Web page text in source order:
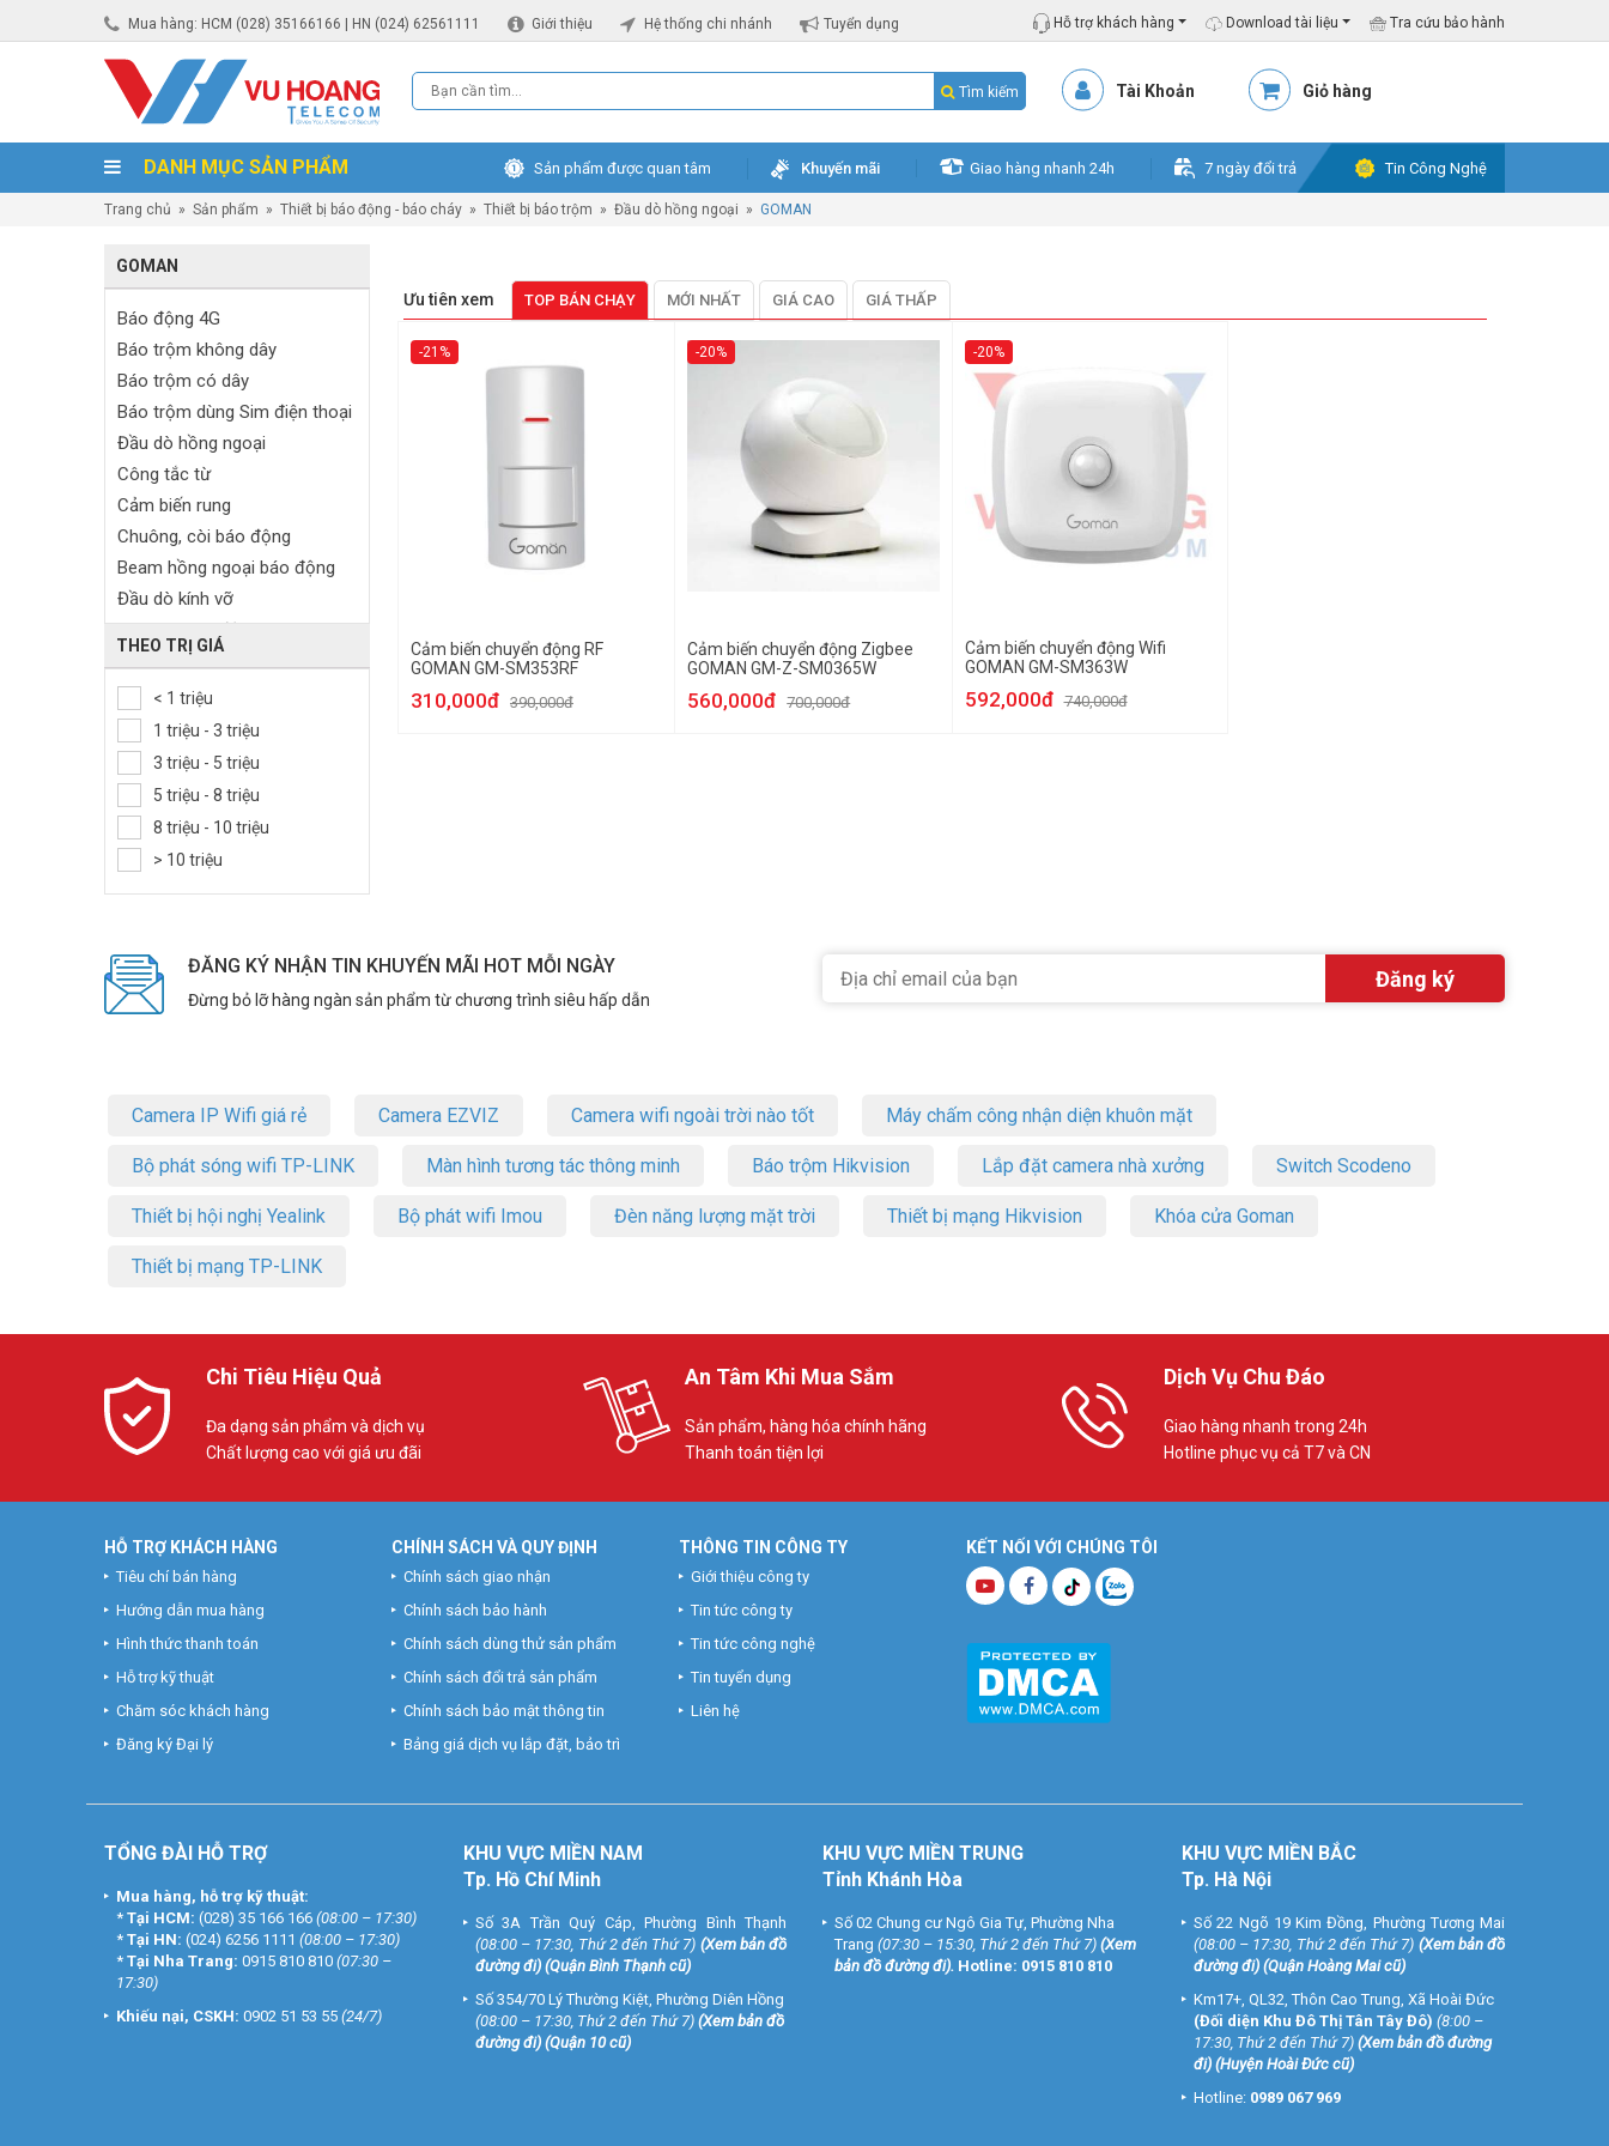
Mua hàng: HCM (028) 35166166 | HN (024) 62561111 Giới thiệu Hệ thống chi nhánh Tuyển dụng Hỗ trợ khách hàng Download tài liệu Tra cứu bảo hành
Tìm kiếm Tài Khoản Giỏ hàng
DANH MỤC SẢN PHẨM Sản phẩm được quan tâm Khuyến mãi Giao hàng nhanh 24h 7 ngày đổi trả Tin Công Nghệ
Trang chủ » Sản phẩm » Thiết bị báo động - báo cháy » Thiết bị báo trộm » Đầu dò hồng ngoại » GOMAN
GOMAN
Báo động 4G
Báo trộm không dây
Báo trộm có dây
Báo trộm dùng Sim điện thoại
Đầu dò hồng ngoại
Công tắc từ
Cảm biến rung
Chuông, còi báo động
Beam hồng ngoại báo động
Đầu dò kính vỡ
Remote báo động
Module GSM
Trung tâm báo động
Bảng điều khiển
Card mở rộng trung tâm báo
động
Phụ kiện báo trộm
Nút ấn báo động khẩn cấp
THEO TRỊ GIÁ
< 1 triệu
1 triệu - 3 triệu
3 triệu - 5 triệu
5 triệu - 8 triệu
8 triệu - 10 triệu
> 10 triệu
Ưu tiên xem TOP BÁN CHẠY MỚI NHẤT GIÁ CAO GIÁ THẤP
-21%
Cảm biến chuyển động RF
GOMAN GM-SM353RF
310,000đ 390,000đ
-20%
Cảm biến chuyển động Zigbee
GOMAN GM-Z-SM0365W
560,000đ 700,000đ
-20%
Cảm biến chuyển động Wifi
GOMAN GM-SM363W
592,000đ 740,000đ
ĐĂNG KÝ NHẬN TIN KHUYẾN MÃI HOT MỖI NGÀY
Đừng bỏ lỡ hàng ngàn sản phẩm từ chương trình siêu hấp dẫn
Camera IP Wifi giá rẻ Camera EZVIZ Camera wifi ngoài trời nào tốt Máy chấm công nhận diện khuôn mặt
Bộ phát sóng wifi TP-LINK Màn hình tương tác thông minh Báo trộm Hikvision Lắp đặt camera nhà xưởng Switch Scodeno
Thiết bị hội nghị Yealink Bộ phát wifi Imou Đèn năng lượng mặt trời Thiết bị mạng Hikvision Khóa cửa Goman
Thiết bị mạng TP-LINK
Chi Tiêu Hiệu Quả
Đa dạng sản phẩm và dịch vụ
Chất lượng cao với giá ưu đãi
An Tâm Khi Mua Sắm
Sản phẩm, hàng hóa chính hãng
Thanh toán tiện lợi
Dịch Vụ Chu Đáo
Giao hàng nhanh trong 24h
Hotline phục vụ cả T7 và CN
KẾT NỐI VỚI CHÚNG TÔI
HỖ TRỢ KHÁCH HÀNG
Tiêu chí bán hàng
Hướng dẫn mua hàng
Hình thức thanh toán
Hỗ trợ kỹ thuật
Chăm sóc khách hàng
Đăng ký Đại lý
CHÍNH SÁCH VÀ QUY ĐỊNH
Chính sách giao nhận
Chính sách bảo hành
Chính sách dùng thử sản phẩm
Chính sách đổi trả sản phẩm
Chính sách bảo mật thông tin
Bảng giá dịch vụ lắp đặt, bảo trì
THÔNG TIN CÔNG TY
Giới thiệu công ty
Tin tức công ty
Tin tức công nghệ
Tin tuyển dụng
Liên hệ
TỔNG ĐÀI HỖ TRỢ
Mua hàng, hỗ trợ kỹ thuật:
* Tại HCM: (028) 35 166 166 (08:00 – 17:30)
* Tại HN: (024) 6256 1111 (08:00 – 17:30)
* Tại Nha Trang: 0915 810 810 (07:30 –
17:30)
Khiếu nại, CSKH: 0902 51 53 55 (24/7)
KHU VỰC MIỀN NAM
Tp. Hồ Chí Minh
Số 3A Trần Quý Cáp, Phường Bình Thạnh
(08:00 – 17:30, Thứ 2 đến Thứ 7) (Xem bản đồ
đường đi) (Quận Bình Thạnh cũ)
Số 354/70 Lý Thường Kiệt, Phường Diên Hồng
(08:00 – 17:30, Thứ 2 đến Thứ 7) (Xem bản đồ
đường đi) (Quận 10 cũ)
KHU VỰC MIỀN TRUNG
Tỉnh Khánh Hòa
Số 02 Chung cư Ngô Gia Tự, Phường Nha
Trang (07:30 – 15:30, Thứ 2 đến Thứ 7) (Xem
bản đồ đường đi). Hotline: 0915 810 810
KHU VỰC MIỀN BẮC
Tp. Hà Nội
Số 22 Ngõ 19 Kim Đồng, Phường Tương Mai
(08:00 – 17:30, Thứ 2 đến Thứ 7) (Xem bản đồ
đường đi) (Quận Hoàng Mai cũ)
Km17+, QL32, Thôn Cao Trung, Xã Hoài Đức
(Đối diện Khu Đô Thị Tân Tây Đô) (8:00 –
17:30, Thứ 2 đến Thứ 7) (Xem bản đồ đường
đi) (Huyện Hoài Đức cũ)
Hotline: 0989 067 969